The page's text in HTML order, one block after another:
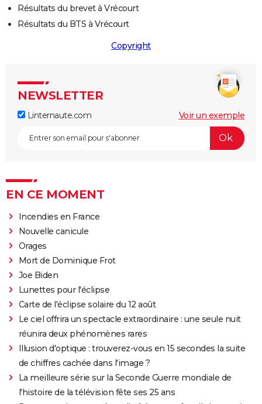
Résultats du brevet à Vrécourt
Résultats du BTS à Vrécourt
Copyright
NEWSLETTER
Linternaute.com Voir un exemple
EN CE MOMENT
Incendies en France
Nouvelle canicule
Orages
Mort de Dominique Frot
Joe Biden
Lunettes pour l'éclipse
Carte de l'éclipse solaire du 12 août
Le ciel offrira un spectacle extraordinaire : une seule nuit
réunira deux phénomènes rares
Illusion d'optique : trouverez-vous en 15 secondes la suite
de chiffres cachée dans l'image ?
La meilleure série sur la Seconde Guerre mondiale de
l'histoire de la télévision fête ses 25 ans